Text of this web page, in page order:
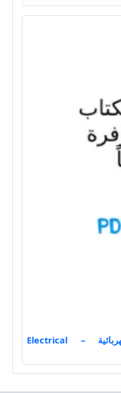
تحميل كتاب الهندسة الكهربائية – Electrical